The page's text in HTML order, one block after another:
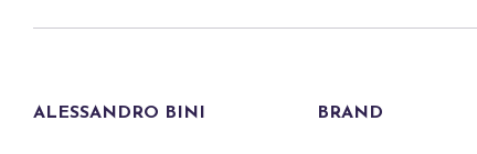
ALESSANDRO BINI BRAND